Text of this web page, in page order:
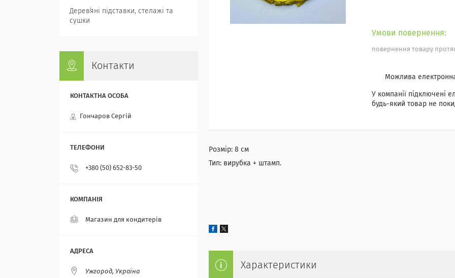
повернення товару
У компанії підключені
будь-який товар не
Розмір: 8 см
Тип: вирубка + штамп.
Характеристики
Деревʼяні підставки, стелажі та
сушки
Контакти
Гончаров Сергій
+380 (50) 652-83-50
Магазин для кондитерів
Ужгород, Україна